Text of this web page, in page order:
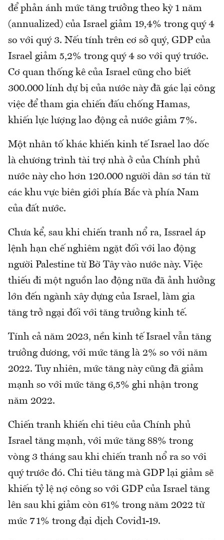
để phản ánh mức tăng trưởng theo kỳ 1 năm
(annualized) của Israel giảm 19,4% trong quý 4
so với quý 3. Nếu tính trên cơ sở quý, GDP của
Israel giảm 5,2% trong quý 4 so với quý trước.
Cơ quan thống kê của Israel cũng cho biết
300.000 lính dự bị của nước này đã gác lại công
việc để tham gia chiến đấu chống Hamas,
khiến lực lượng lao động cả nước giảm 7%.
Một nhân tố khác khiến kinh tế Israel lao dốc
là chương trình tài trợ nhà ở của Chính phủ
nước này cho hơn 120.000 người dân sơ tán từ
các khu vực biên giới phía Bắc và phía Nam
của đất nước.
Chưa kể, sau khi chiến tranh nổ ra, Issrael áp
lệnh hạn chế nghiêm ngặt đối với lao động
người Palestine từ Bờ Tây vào nước này. Việc
thiếu đi một nguồn lao động nữa đã ảnh hưởng
lớn đến ngành xây dựng của Israel, làm gia
tăng trở ngại đối với tăng trưởng kinh tế.
Tính cả năm 2023, nền kinh tế Israel vẫn tăng
trưởng dương, với mức tăng là 2% so với năm
2022. Tuy nhiên, mức tăng này cũng đã giảm
mạnh so với mức tăng 6,5% ghi nhận trong
năm 2022.
Chiến tranh khiến chi tiêu của Chính phủ
Israel tăng mạnh, với mức tăng 88% trong
vòng 3 tháng sau khi chiến tranh nổ ra so với
quý trước đó. Chi tiêu tăng mà GDP lại giảm sẽ
khiến tỷ lệ nợ công so với GDP của Israel tăng
lên sau khi giảm còn 61% trong năm 2022 từ
mức 71% trong đại dịch Covid1-19.